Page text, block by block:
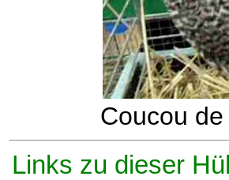
Coucou
Links zu dieser